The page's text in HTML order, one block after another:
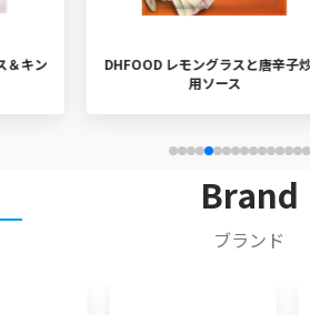
唐辛子炒め
DHFOOD ベトナム風鶏肉フ
ープベース
Brand
ブランド